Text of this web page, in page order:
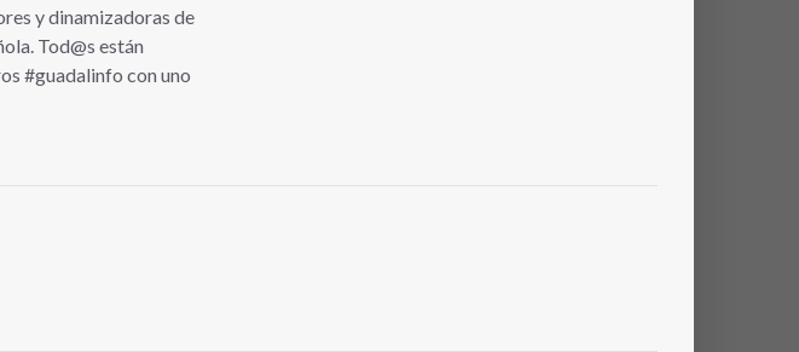
y dinamizadoras de
Tod@s están
#guadalinfo con uno